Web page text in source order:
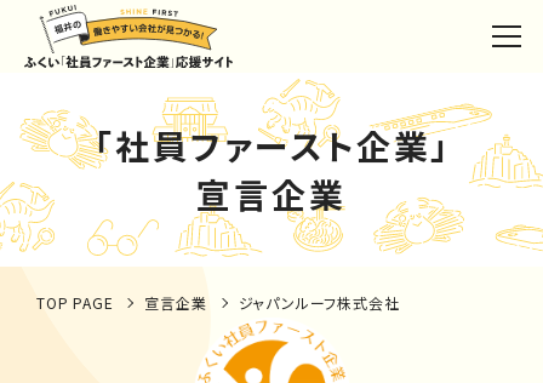
「社員ファースト企業」
宣言企業
TOP PAGE 宣言企業 ジャパンルーフ株式会社